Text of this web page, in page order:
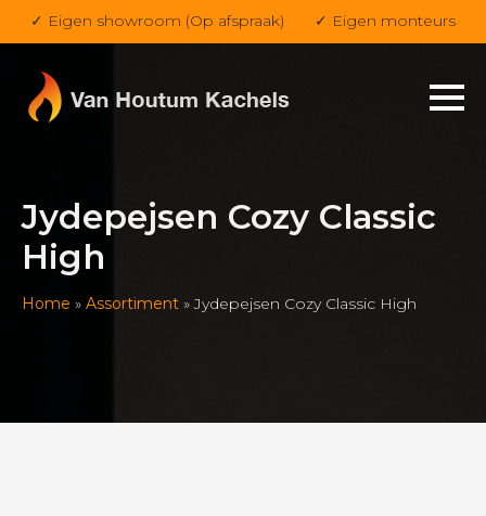
✓ Eigen showroom (Op afspraak) ✓ Eigen monteurs
Jydepejsen Cozy Classic
High
Home » Assortiment » Jydepejsen Cozy Classic High